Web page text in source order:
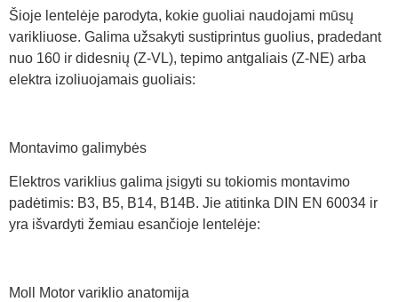
Šioje lentelėje parodyta, kokie guoliai naudojami mūsų
varikliuose. Galima užsakyti sustiprintus guolius, pradedant
nuo 160 ir didesnių (Z-VL), tepimo antgaliais (Z-NE) arba
elektra izoliuojamais guoliais:
Montavimo galimybės
Elektros variklius galima įsigyti su tokiomis montavimo
padėtimis: B3, B5, B14, B14B. Jie atitinka DIN EN 60034 ir
yra išvardyti žemiau esančioje lentelėje:
Moll Motor variklio anatomija